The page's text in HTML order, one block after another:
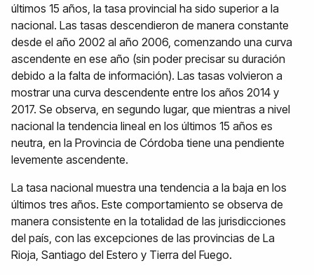
últimos 15 años, la tasa provincial ha sido superior a la
nacional. Las tasas descendieron de manera constante
desde el año 2002 al año 2006, comenzando una curva
ascendente en ese año (sin poder precisar su duración
debido a la falta de información). Las tasas volvieron a
mostrar una curva descendente entre los años 2014 y
2017. Se observa, en segundo lugar, que mientras a nivel
nacional la tendencia lineal en los últimos 15 años es
neutra, en la Provincia de Córdoba tiene una pendiente
levemente ascendente.
La tasa nacional muestra una tendencia a la baja en los
últimos tres años. Este comportamiento se observa de
manera consistente en la totalidad de las jurisdicciones
del país, con las excepciones de las provincias de La
Rioja, Santiago del Estero y Tierra del Fuego.